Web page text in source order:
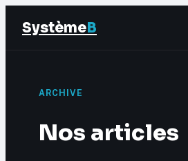
SystèmeB
ARCHIVE
Nos articles